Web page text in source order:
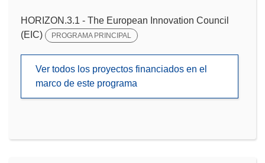
HORIZON.3.1 - The European Innovation Council
(EIC)
PROGRAMA PRINCIPAL
Ver todos los proyectos financiados en el
marco de este programa